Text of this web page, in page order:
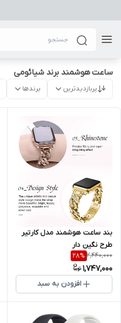
ساعت هوشمند برند شیائومی
پربازدیدترین برندها
بند ساعت هوشمند مدل کارتیر
طرح نگین دار
2,440,000
28%
1,747,000
افزودن به سبد